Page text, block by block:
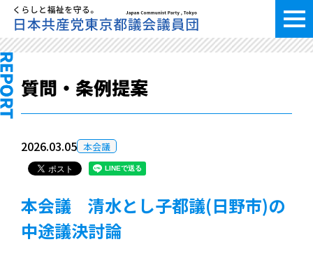
質問・条例提案
2026.03.05 本会議
本会議 清水とし子都議(日野市)の
中途議決討論